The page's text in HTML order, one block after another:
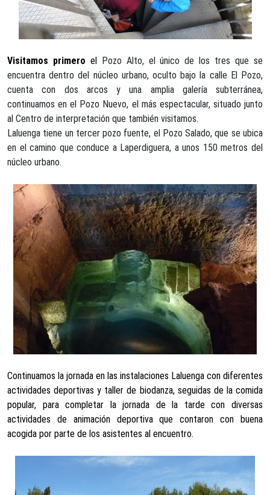
Visitamos primero el Pozo Alto, el único de los tres que se
encuentra dentro del núcleo urbano, oculto bajo la calle El Pozo,
cuenta con dos arcos y una amplia galería subterránea,
continuamos en el Pozo Nuevo, el más espectacular, situado junto
al Centro de interpretación que también visitamos.
Laluenga tiene un tercer pozo fuente, el Pozo Salado, que se ubica
en el camino que conduce a Laperdiguera, a unos 150 metros del
núcleo urbano.
Continuamos la jornada en las instalaciones Laluenga con diferentes
actividades deportivas y taller de biodanza, seguidas de la comida
popular, para completar la jornada de la tarde con diversas
actividades de animación deportiva que contaron con buena
acogida por parte de los asistentes al encuentro.